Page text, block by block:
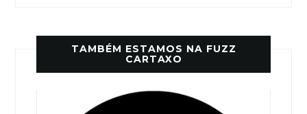
TAMBÉM ESTAMOS NA FUZZ
CARTAXO